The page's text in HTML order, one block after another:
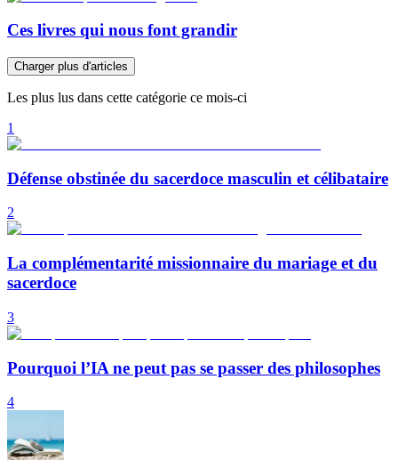
Ces livres qui nous font grandir
Charger plus d'articles
Les plus lus dans cette catégorie ce mois-ci
1
Défense obstinée du sacerdoce masculin et célibataire
2
La complémentarité missionnaire du mariage et du
sacerdoce
3
Pourquoi l’IA ne peut pas se passer des philosophes
4